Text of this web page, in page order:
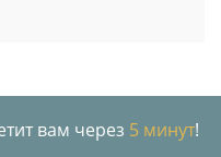
вам через 5 минут!